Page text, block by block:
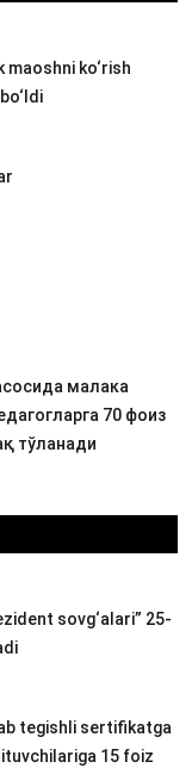
ko‘rish
малака
70 фоиз
тўланади
sovg‘alari” 25-
tegishli sertifikatga
15 foiz